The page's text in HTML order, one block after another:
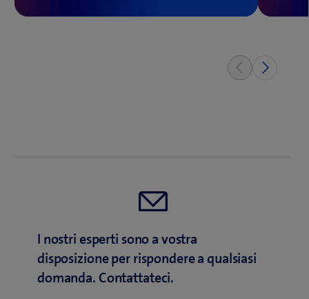
I nostri esperti sono a vostra
disposizione per rispondere a qualsiasi
domanda. Contattateci.